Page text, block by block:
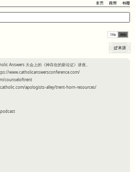
主页 视频 书籍
720p 360p
来源
Answers 大会上的《神存在的新论证》讲座。
www.catholicanswersconference.com/
counseloftrent
apologists-alley/trent-horn-resources/